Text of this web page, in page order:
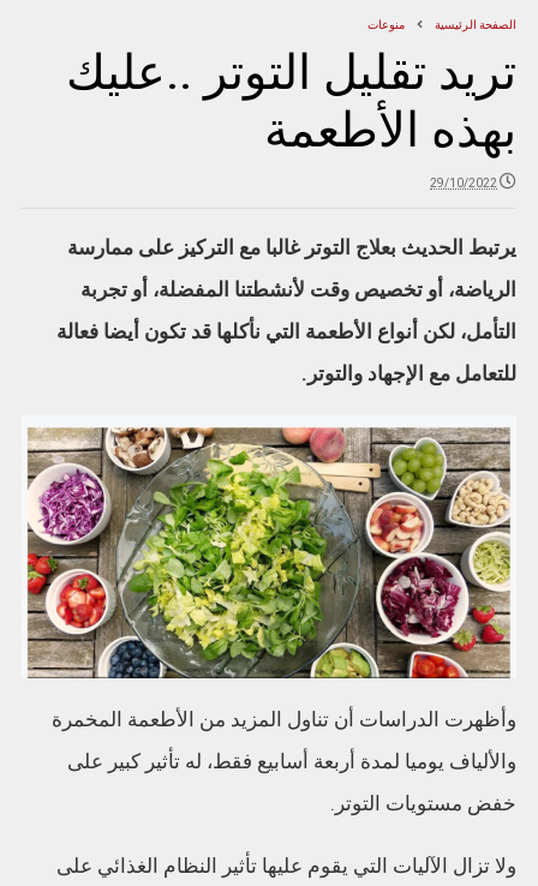
الصفحة الرئيسية منوعات
تريد تقليل التوتر ..عليك
بهذه الأطعمة
29/10/2022
يرتبط الحديث بعلاج التوتر غالبا مع التركيز على ممارسة
الرياضة، أو تخصيص وقت لأنشطتنا المفضلة، أو تجربة
التأمل، لكن أنواع الأطعمة التي نأكلها قد تكون أيضا فعالة
للتعامل مع الإجهاد والتوتر.
وأظهرت الدراسات أن تناول المزيد من الأطعمة المخمرة
والألياف يوميا لمدة أربعة أسابيع فقط، له تأثير كبير على
خفض مستويات التوتر.
ولا تزال الآليات التي يقوم عليها تأثير النظام الغذائي على